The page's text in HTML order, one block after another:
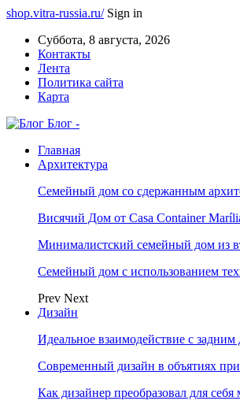
shop.vitra-russia.ru/ Sign in
Суббота, 8 августа, 2026
Контакты
Лента
Политика сайта
Карта
Блог -
Главная
Архитектура
Семейный дом со сдержанным
Висячий Дом от Casa Container
Минималистский семейный дом из
Семейный дом с использованием
Prev Next
Дизайн
Идеальное взаимодействие с
Современный дизайн в объятиях
Как дизайнер преобразовал для